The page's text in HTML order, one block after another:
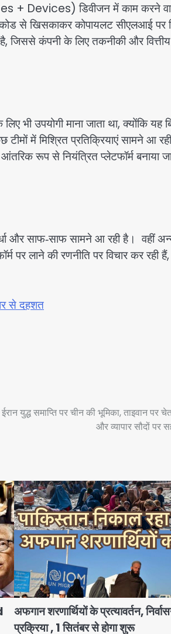
+ Devices) डिवीजन में काम करने
कोड से खिसकाकर कोपायलट सीएलआई पर
कंपनी के लिए तकनीकी और वित्तीय
उपयोगी माना जाता था, क्योंकि यह
में मिश्रित प्रतिक्रियाएं सामने आ
रूप से नियंत्रित प्लेटफॉर्म बनाया
और साफ‑साफ सामने आ रही है। वहीं
लाने की रणनीति पर विचार कर रही हैं,
से दहशत
युद्ध समाप्ति पर चीन की भूमिका, ताइवान पर
और व्यापार सौदों पर
अफगान शरणार्थियों के प्रत्यावर्तन,
प्रक्रिया , 1 सितंबर से होगा शुरू